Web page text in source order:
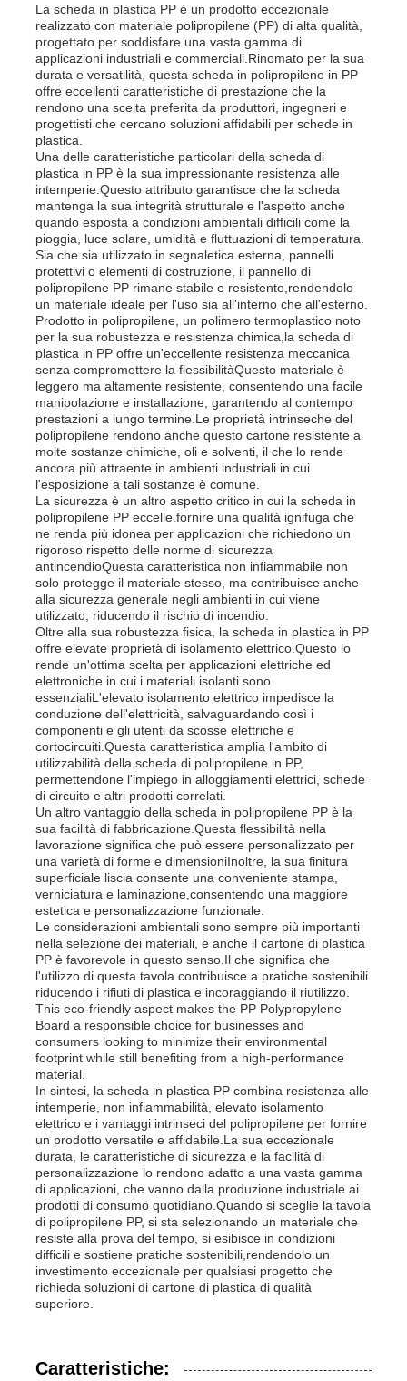
Casa
Prodotti
Chi siamo
Fatory Tour
Controllo di qualità
Contattaci
notizie
Tutti i casi
Richiedere un preventivo
Bordo di plastica dei pp
Pannello pubblicitario PP
Fogli di plastica in PP
Consiglio PPS
Lastra in polipropilene ignifuga
I pp scavano il bordo della costruzione
Lastra PP per Parete
strato del polipropilene
La scheda in plastica PP è un prodotto eccezionale
realizzato con materiale polipropilene (PP) di alta qualità,
progettato per soddisfare una vasta gamma di
applicazioni industriali e commerciali.Rinomato per la sua
durata e versatilità, questa scheda in polipropilene in PP
offre eccellenti caratteristiche di prestazione che la
rendono una scelta preferita da produttori, ingegneri e
progettisti che cercano soluzioni affidabili per schede in
plastica.
Una delle caratteristiche particolari della scheda di
plastica in PP è la sua impressionante resistenza alle
intemperie.Questo attributo garantisce che la scheda
mantenga la sua integrità strutturale e l'aspetto anche
quando esposta a condizioni ambientali difficili come la
pioggia, luce solare, umidità e fluttuazioni di temperatura.
Sia che sia utilizzato in segnaletica esterna, pannelli
protettivi o elementi di costruzione, il pannello di
polipropilene PP rimane stabile e resistente,rendendolo
un materiale ideale per l'uso sia all'interno che all'esterno.
Prodotto in polipropilene, un polimero termoplastico noto
per la sua robustezza e resistenza chimica,la scheda di
plastica in PP offre un'eccellente resistenza meccanica
senza compromettere la flessibilitàQuesto materiale è
leggero ma altamente resistente, consentendo una facile
manipolazione e installazione, garantendo al contempo
prestazioni a lungo termine.Le proprietà intrinseche del
polipropilene rendono anche questo cartone resistente a
molte sostanze chimiche, oli e solventi, il che lo rende
ancora più attraente in ambienti industriali in cui
l'esposizione a tali sostanze è comune.
La sicurezza è un altro aspetto critico in cui la scheda in
polipropilene PP eccelle.fornire una qualità ignifuga che
ne renda più idonea per applicazioni che richiedono un
rigoroso rispetto delle norme di sicurezza
antincendioQuesta caratteristica non infiammabile non
solo protegge il materiale stesso, ma contribuisce anche
alla sicurezza generale negli ambienti in cui viene
utilizzato, riducendo il rischio di incendio.
Oltre alla sua robustezza fisica, la scheda in plastica in PP
offre elevate proprietà di isolamento elettrico.Questo lo
rende un'ottima scelta per applicazioni elettriche ed
elettroniche in cui i materiali isolanti sono
essenzialiL'elevato isolamento elettrico impedisce la
conduzione dell'elettricità, salvaguardando così i
componenti e gli utenti da scosse elettriche e
cortocircuiti.Questa caratteristica amplia l'ambito di
utilizzabilità della scheda di polipropilene in PP,
permettendone l'impiego in alloggiamenti elettrici, schede
di circuito e altri prodotti correlati.
Un altro vantaggio della scheda in polipropilene PP è la
sua facilità di fabbricazione.Questa flessibilità nella
lavorazione significa che può essere personalizzato per
una varietà di forme e dimensioniInoltre, la sua finitura
superficiale liscia consente una conveniente stampa,
verniciatura e laminazione,consentendo una maggiore
estetica e personalizzazione funzionale.
Le considerazioni ambientali sono sempre più importanti
nella selezione dei materiali, e anche il cartone di plastica
PP è favorevole in questo senso.Il che significa che
l'utilizzo di questa tavola contribuisce a pratiche sostenibili
riducendo i rifiuti di plastica e incoraggiando il riutilizzo.
This eco-friendly aspect makes the PP Polypropylene
Board a responsible choice for businesses and
consumers looking to minimize their environmental
footprint while still benefiting from a high-performance
material.
In sintesi, la scheda in plastica PP combina resistenza alle
intemperie, non infiammabilità, elevato isolamento
elettrico e i vantaggi intrinseci del polipropilene per fornire
un prodotto versatile e affidabile.La sua eccezionale
durata, le caratteristiche di sicurezza e la facilità di
personalizzazione lo rendono adatto a una vasta gamma
di applicazioni, che vanno dalla produzione industriale ai
prodotti di consumo quotidiano.Quando si sceglie la tavola
di polipropilene PP, si sta selezionando un materiale che
resiste alla prova del tempo, si esibisce in condizioni
difficili e sostiene pratiche sostenibili,rendendolo un
investimento eccezionale per qualsiasi progetto che
richieda soluzioni di cartone di plastica di qualità
superiore.
Caratteristiche: